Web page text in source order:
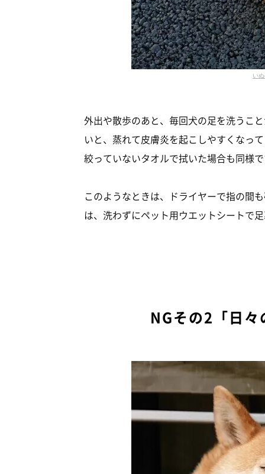
い
外出や散歩のあと、毎回犬の足を洗うこ
いと、蒸れて皮膚炎を起こしやすくなっ
絞っていないタオルで拭いた場合も同様
このようなときは、ドライヤーで指の間
は、洗わずにペット用ウエットシートで
NGその2「日